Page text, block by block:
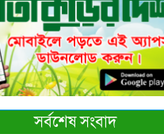
সর্বশেষ সংবাদ